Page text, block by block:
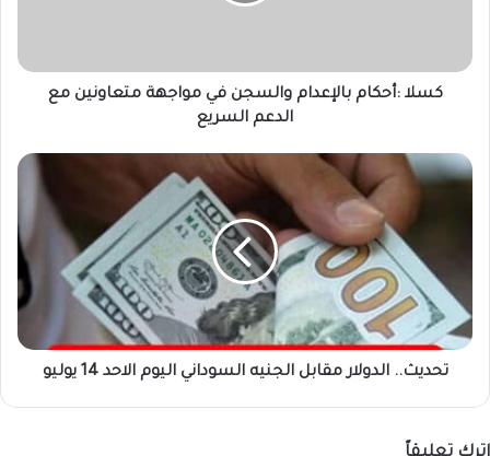
الدعم
السريعكسلا :أحكام بالإعدام والسجن في مواجهة متعاونين مع
الدعم السريع
تحديث..
الدولار
الاحد
14
يوليو
تحديث.. الدولار مقابل الجنيه السوداني اليوم الاحد 14 يوليو